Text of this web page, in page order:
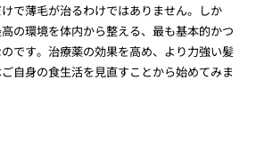
で薄毛が治るわけではありません。しか
の環境を体内から整える、最も基本的かつ
です。治療薬の効果を高め、より力強い髪
自身の食生活を見直すことから始めてみま